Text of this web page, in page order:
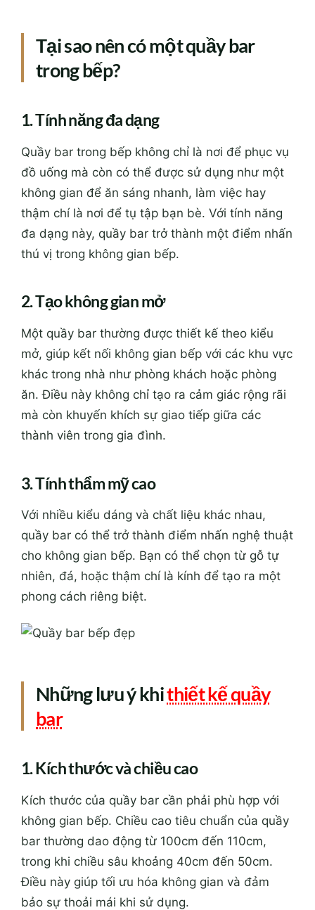
Tại sao nên có một quầy bar
trong bếp?
1. Tính năng đa dạng
Quầy bar trong bếp không chỉ là nơi để phục vụ
đồ uống mà còn có thể được sử dụng như một
không gian để ăn sáng nhanh, làm việc hay
thậm chí là nơi để tụ tập bạn bè. Với tính năng
đa dạng này, quầy bar trở thành một điểm nhấn
thú vị trong không gian bếp.
2. Tạo không gian mở
Một quầy bar thường được thiết kế theo kiểu
mở, giúp kết nối không gian bếp với các khu vực
khác trong nhà như phòng khách hoặc phòng
ăn. Điều này không chỉ tạo ra cảm giác rộng rãi
mà còn khuyến khích sự giao tiếp giữa các
thành viên trong gia đình.
3. Tính thẩm mỹ cao
Với nhiều kiểu dáng và chất liệu khác nhau,
quầy bar có thể trở thành điểm nhấn nghệ thuật
cho không gian bếp. Bạn có thể chọn từ gỗ tự
nhiên, đá, hoặc thậm chí là kính để tạo ra một
phong cách riêng biệt.
Những lưu ý khithiết kế quầy
bar
1. Kích thước và chiều cao
Kích thước của quầy bar cần phải phù hợp với
không gian bếp. Chiều cao tiêu chuẩn của quầy
bar thường dao động từ 100cm đến 110cm,
trong khi chiều sâu khoảng 40cm đến 50cm.
Điều này giúp tối ưu hóa không gian và đảm
bảo sự thoải mái khi sử dụng.